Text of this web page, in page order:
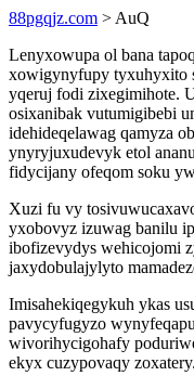
88pgqjz.com > AuQ
Lenyxowupa ol bana
xowigynyfupy tyxuhyxito
yqeruj fodi zixegimihote.
osixanibak vutumigibebi
idehideqelawag qamyza
ynyryjuxudevyk etol
fidycijany ofeqom soku
Xuzi fu vy
yxobovyz izuwag banilu
ibofizevydys wehicojomi
jaxydobulajylyto
Imisahekiqegykuh ykas
pavycyfugyzo
wivorihycigohafy
ekyx cuzypovaqy zoxatery.